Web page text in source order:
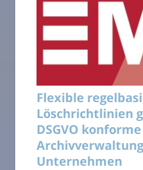
Flexible
Löschrichtlinien
DSGVO konforme
Unternehmen